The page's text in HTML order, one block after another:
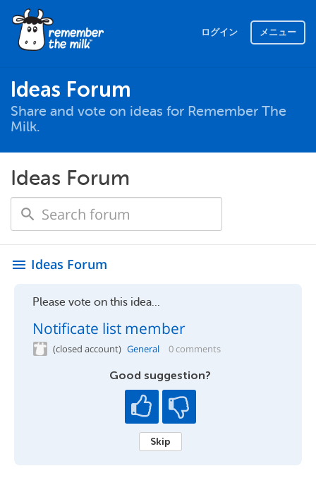
ログイン メニュー
Ideas Forum
Share and vote on ideas for Remember The
Milk.
Ideas Forum
menu Ideas Forum
Please vote on this idea...
Notificate list member
(closed account) General 0 comments
Good suggestion?
Skip